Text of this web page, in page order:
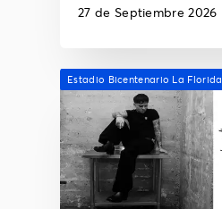
27 de Septiembre 2026
Estadio Bicentenario La Florida